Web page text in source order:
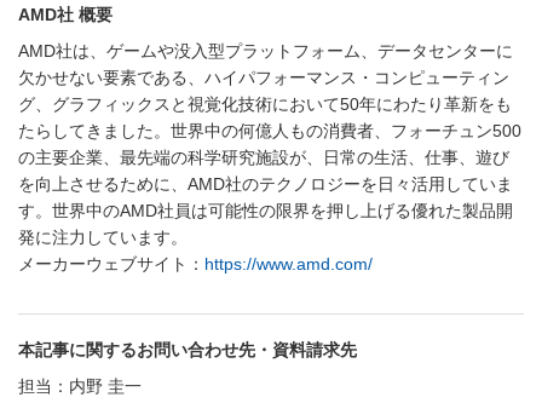
AMD社 概要
AMD社は、ゲームや没入型プラットフォーム、データセンターに
欠かせない要素である、ハイパフォーマンス・コンピューティン
グ、グラフィックスと視覚化技術において50年にわたり革新をも
たらしてきました。世界中の何億人もの消費者、フォーチュン500
の主要企業、最先端の科学研究施設が、日常の生活、仕事、遊び
を向上させるために、AMD社のテクノロジーを日々活用していま
す。世界中のAMD社員は可能性の限界を押し上げる優れた製品開
発に注力しています。
メーカーウェブサイト： https://www.amd.com/
本記事に関するお問い合わせ先・資料請求先
担当：内野 圭一